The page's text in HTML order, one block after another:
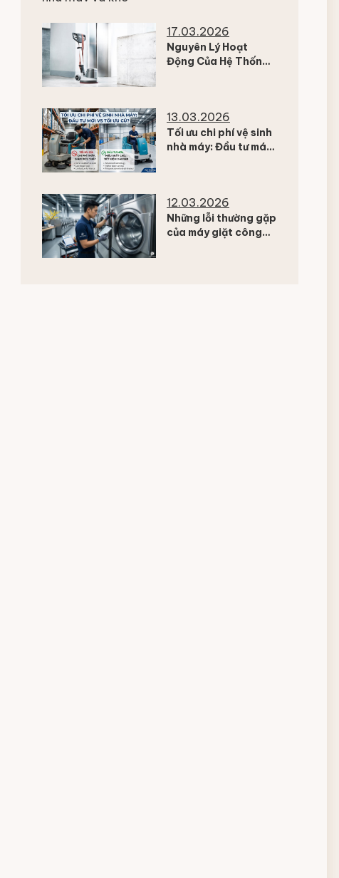
17.03.2026
Nguyên Lý Hoạt
Động Của Hệ Thống
13.03.2026
Tối ưu chi phí vệ sinh
nhà máy: Đầu tư máy
12.03.2026
Những lỗi thường gặp
của máy giặt công